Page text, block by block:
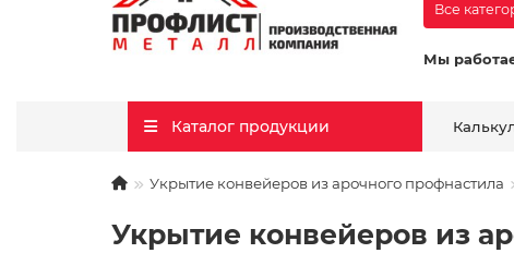
Мы
Все
Каталог продукции
Укрытие конвейеров из арочного профнастила
Укрытие конвейеров из